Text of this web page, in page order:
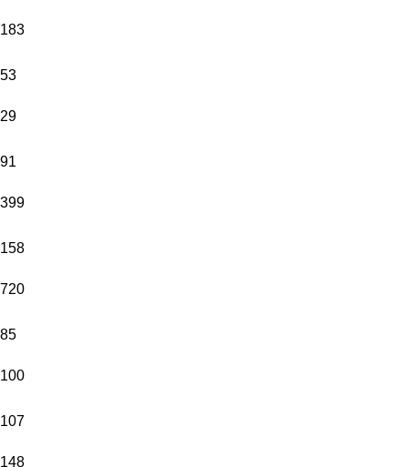
183
53
29
91
399
158
720
85
100
107
148